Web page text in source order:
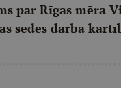
par Rīgas mēra
sēdes darba